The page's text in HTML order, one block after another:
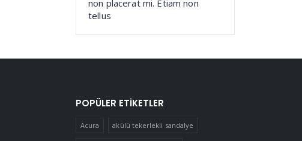
non placerat mi. Etiam non
tellus
POPÜLER ETIKETLER
Acura akülü tekerlekli sandalye